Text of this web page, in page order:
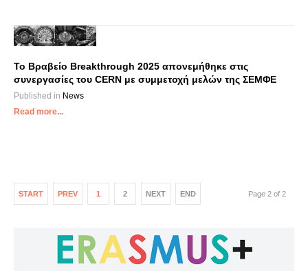
Το Βραβείο Breakthrough 2025 απονεμήθηκε στις
συνεργασίες του CERN με συμμετοχή μελών της ΣΕΜΦΕ
Published in News
Read more...
START PREV 1 2 NEXT END Page 2 of 2